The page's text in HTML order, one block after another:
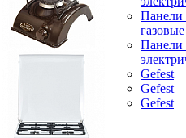
Панели
газовые
Панели
Gefest
Gefest
Gefest